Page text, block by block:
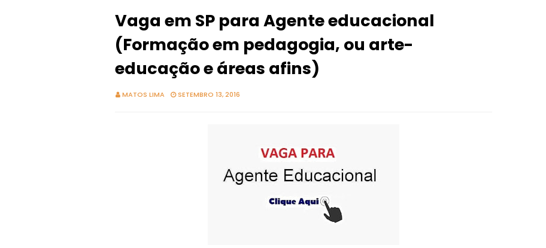
Vaga em SP para Agente educacional
(Formação em pedagogia, ou arte-
educação e áreas afins)
MATOS LIMA SETEMBRO 13, 2016